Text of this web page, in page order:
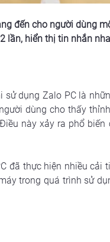
đến cho người dùng
lần, hiển thị tin nhắn
dụng Zalo PC là
dùng cho thấy
này xảy ra phổ
đã thực hiện nhiều
trong quá trình sử